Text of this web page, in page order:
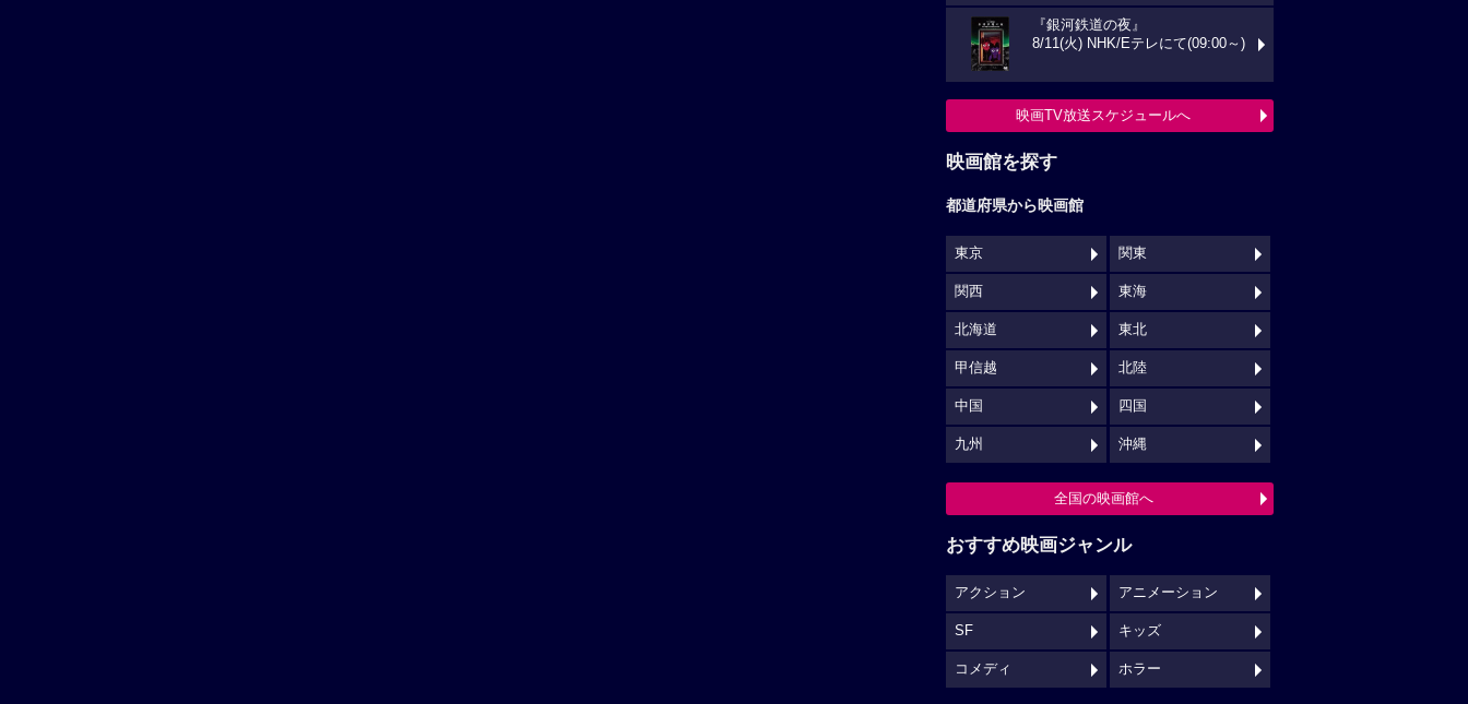
『銀河鉄道の夜』
8/11(火) NHK/Eテレにて(09:00～)
映画TV放送スケジュールへ
映画館を探す
都道府県から映画館
東京 関東
関西 東海
北海道 東北
甲信越 北陸
中国 四国
九州 沖縄
全国の映画館へ
おすすめ映画ジャンル
アクション アニメーション
SF キッズ
コメディ ホラー